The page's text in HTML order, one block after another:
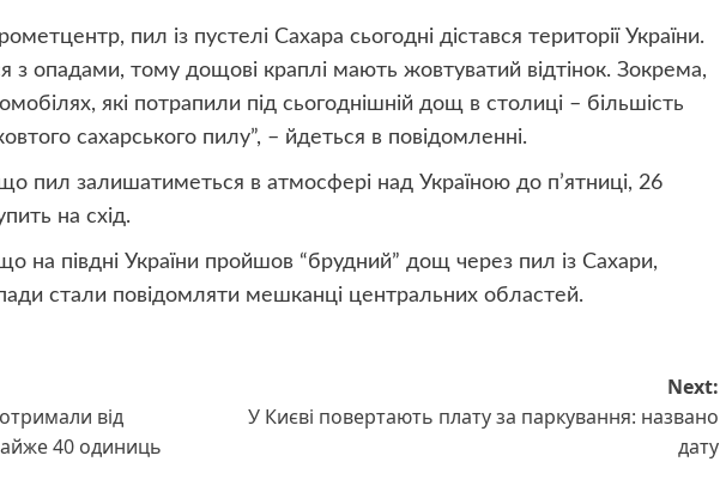
пил із пустелі Сахара сьогодні дістався території України.
з опадами, тому дощові краплі мають жовтуватий відтінок. Зокрема,
які потрапили під сьогоднішній дощ в столиці – більшість
сахарського пилу”, – йдеться в повідомленні.
пил залишатиметься в атмосфері над Україною до п’ятниці, 26
на схід.
на півдні України пройшов “брудний” дощ через пил із Сахари,
стали повідомляти мешканці центральних областей.
від
40 одиниць
Next:
У Києві повертають плату за паркування: названо
дату